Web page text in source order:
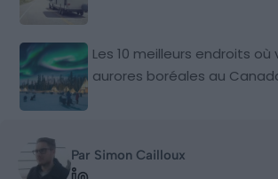
Les 10 meilleurs endroits où
aurores boréales au
Par Simon Cailloux